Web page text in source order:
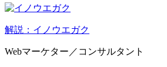
解説：イノウエガク
Webマーケター／コンサルタント